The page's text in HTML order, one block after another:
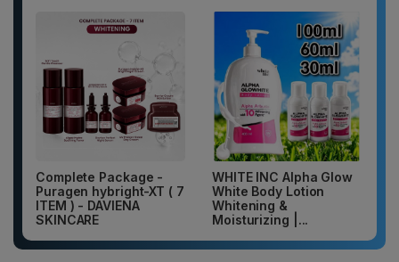
Complete Package -
Puragen hybright-XT ( 7
ITEM ) - DAVIENA
SKINCARE
WHITE INC Alpha Glow
White Body Lotion
Whitening &
Moisturizing |...